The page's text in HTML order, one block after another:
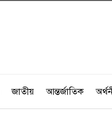
জাতীয় আন্তর্জাতিক